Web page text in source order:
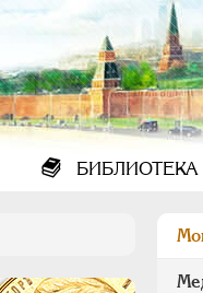
БИБЛИОТЕКА